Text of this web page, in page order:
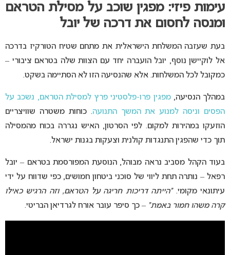
עימות פיזי: מפגין שוכב על מסילת הטראם
ומנסה לחסום את דרכה של יובל
בעת שעזבה המשלחת הישראלית את מתחם שטיח הטורקיז בדרכה
אל לוקיישן נוסף, יובל הועברה יחד עם הצוות שלה בטראם ציבורי –
כמקובל לכל המשלחות. אלא שהנסיעה הזו לא הסתיימה בשקט.
במהלך הנסיעה,מפגין פרו-פלסטיני פרץ למסילת הטראם, נשכב על
הפסים וניסה למנוע את המשך התנועה. כוחות משטרה שוויצריים
הוזעקו במהירות למקום. לפי הסרטון, האיש נגררה בכוח מהמסילה
תוך כדי שהפגין התנגדות קולנית וצעקות בגנות ישראל.
בעוד הקהל מסביב נראה מבוהל, הנוסעת המפורסמת בטראם – יובל
רפאל – נותרה תחת ליווי של סוכני ביטחון חמושים, כפי שדווח על ידי
עיתונאי מקומי.“הייתה דריכות חריגה על הטראם, וזה הרגיש כאילו
קרה משהו חמור באמת” – כך סיפר עובר אורח לגרדיאן הבריטי.